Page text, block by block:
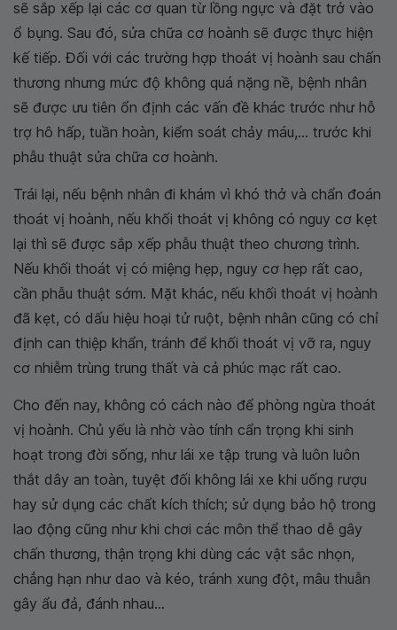
sẽ sắp xếp lại các cơ quan từ lồng ngực và đặt trở vào
ổ bụng. Sau đó, sửa chữa cơ hoành sẽ được thực hiện
kế tiếp. Đối với các trường hợp thoát vị hoành sau chấn
thương nhưng mức độ không quá nặng nề, bệnh nhân
sẽ được ưu tiên ổn định các vấn đề khác trước như hỗ
trợ hô hấp, tuần hoàn, kiểm soát chảy máu,... trước khi
phẫu thuật sửa chữa cơ hoành.
Trái lại, nếu bệnh nhân đi khám vì khó thở và chẩn đoán
thoát vị hoành, nếu khối thoát vị không có nguy cơ kẹt
lại thì sẽ được sắp xếp phẫu thuật theo chương trình.
Nếu khối thoát vị có miệng hẹp, nguy cơ hẹp rất cao,
cần phẫu thuật sớm. Mặt khác, nếu khối thoát vị hoành
đã kẹt, có dấu hiệu hoại tử ruột, bệnh nhân cũng có chỉ
định can thiệp khẩn, tránh để khối thoát vị vỡ ra, nguy
cơ nhiễm trùng trung thất và cả phúc mạc rất cao.
Cho đến nay, không có cách nào để phòng ngừa thoát
vị hoành. Chủ yếu là nhờ vào tính cẩn trọng khi sinh
hoạt trong đời sống, như lái xe tập trung và luôn luôn
thắt dây an toàn, tuyệt đối không lái xe khi uống rượu
hay sử dụng các chất kích thích; sử dụng bảo hộ trong
lao động cũng như khi chơi các môn thể thao dễ gây
chấn thương, thận trọng khi dùng các vật sắc nhọn,
chẳng hạn như dao và kéo, tránh xung đột, mâu thuẫn
gây ẩu đả, đánh nhau...